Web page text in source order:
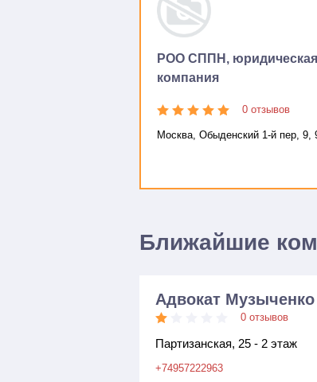
РОО СППН, юридическая
компания
0 отзывов
Москва, Обыденский 1-й пер, 9,
Ближайшие
Адвокат
0 отзывов
Партизанская, 25 - 2 этаж
+74957222963